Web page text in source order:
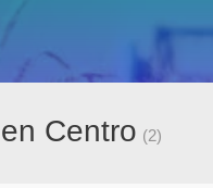
Centro (2)